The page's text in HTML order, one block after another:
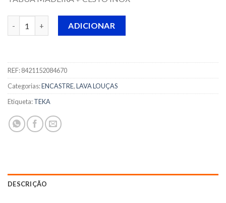
ADICIONAR
REF:8421152084670
Categorias:ENCASTRE,LAVA LOUÇAS
Etiqueta:TEKA
DESCRIÇÃO